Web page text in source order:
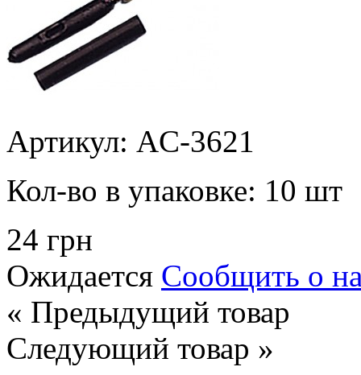
Артикул: AC-3621
Кол-во в упаковке: 10 шт
24 грн
Ожидается Сообщить о
« Предыдущий товар
Следующий товар »